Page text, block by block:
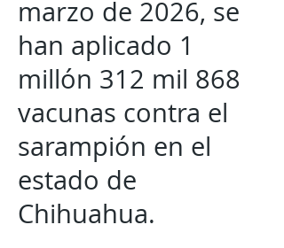
marzo de 2026, se
han aplicado 1
millón 312 mil 868
vacunas contra el
sarampión en el
estado de
Chihuahua.